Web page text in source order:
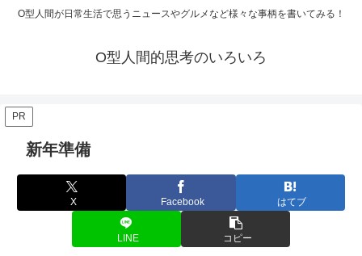
O型人間が日常生活で思うニュースやグルメなど様々な事柄を書いてみる！
O型人間的思考のいろいろ
PR
新年準備
X Facebook はてブ
LINE コピー